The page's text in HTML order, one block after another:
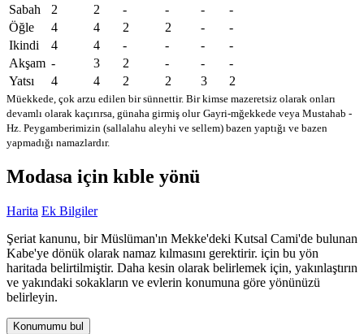
Sabah
2 2 - - -
-
Öğle
4 4 2 2 -
-
Ikindi
4 4 - - -
-
Akşam - 3 2 - -
-
Yatsı
4 4 2 2 3 2
Müekkede, çok arzu edilen bir sünnettir. Bir kimse mazeretsiz olarak onları
devamlı olarak kaçırırsa, günaha girmiş olur Gayri-mğekkede veya Mustahab -
Hz. Peygamberimizin (sallalahu aleyhi ve sellem) bazen yaptığı ve bazen
yapmadığı namazlardır.
Modasa için kıble yönü
Harita Ek Bilgiler
Şeriat kanunu, bir Müslüman'ın Mekke'deki Kutsal Cami'de bulunan
Kabe'ye dönük olarak namaz kılmasını gerektirir. için bu yön
haritada belirtilmiştir. Daha kesin olarak belirlemek için, yakınlaştırın
ve yakındaki sokakların ve evlerin konumuna göre yönünüzü
belirleyin.
Konumumu bul